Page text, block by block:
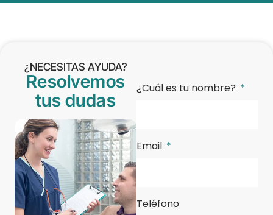
¿NECESITAS AYUDA?
Resolvemos
tus dudas
¿Cuál es tu nombre?
Email
Teléfono